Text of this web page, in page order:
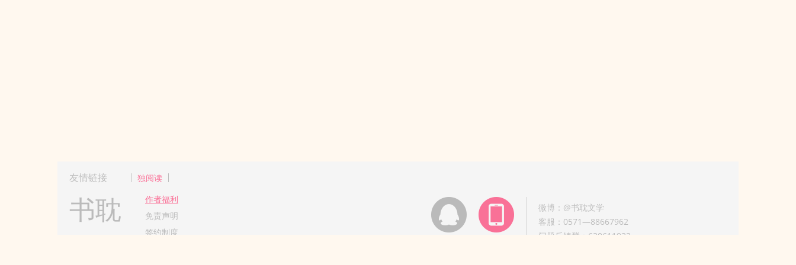
友情链接 独阅读
书耽
作者福利
免责声明
签约制度
微博：@书耽文学
客服：0571—88667962
问题反馈群：630611933